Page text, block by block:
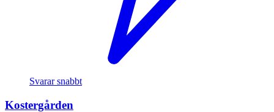
Svarar snabbt
Kostergården